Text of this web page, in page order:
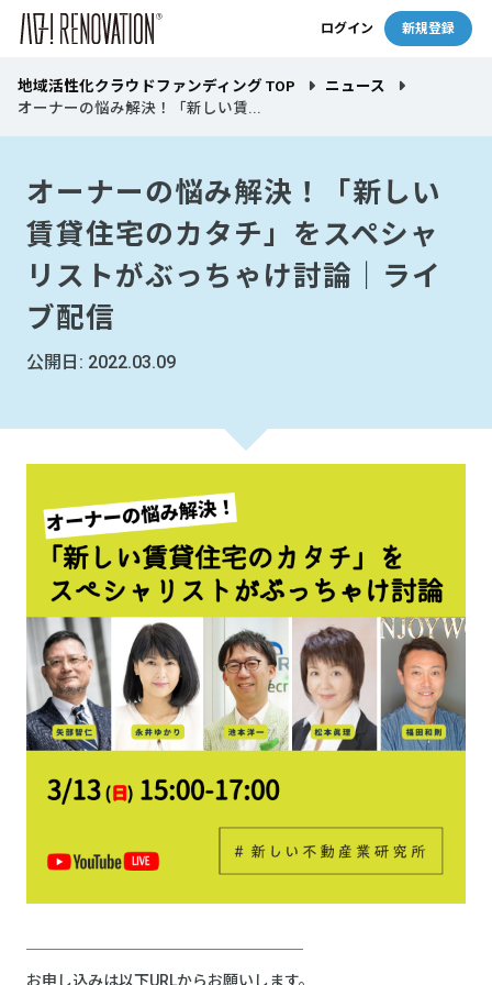
ログイン 新規登録
地域活性化クラウドファンディング TOP
ニュース
オーナーの悩み解決！「新しい賃...
オーナーの悩み解決！「新しい
賃貸住宅のカタチ」をスペシャ
リストがぶっちゃけ討論｜ライ
ブ配信
公開日: 2022.03.09
──────────────────
お申し込みは以下URLからお願いします。